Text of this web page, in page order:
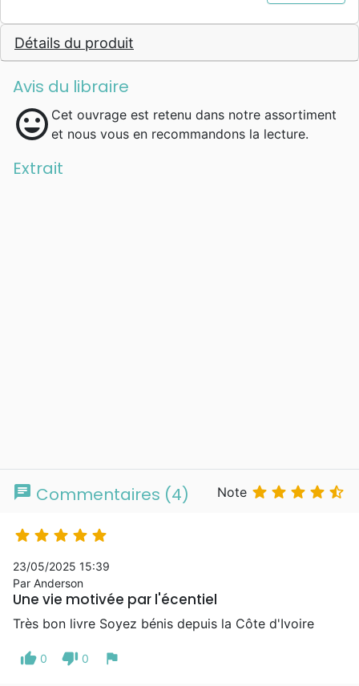
découvrir l'essentiel". Il a formé environ 350
000 pasteurs et responsables à travers le
monde.
Détails du produit
Avis du libraire
mood Cet ouvrage est retenu dans notre assortiment
et nous vous en recommandons la lecture.
Extrait
chat Commentaires (4) Note     
    
23/05/2025 15:39
Par Anderson
Une vie motivée par l'écentiel
Très bon livre Soyez bénis depuis la Côte d'Ivoire
thumb_up 0 thumb_down 0 flag